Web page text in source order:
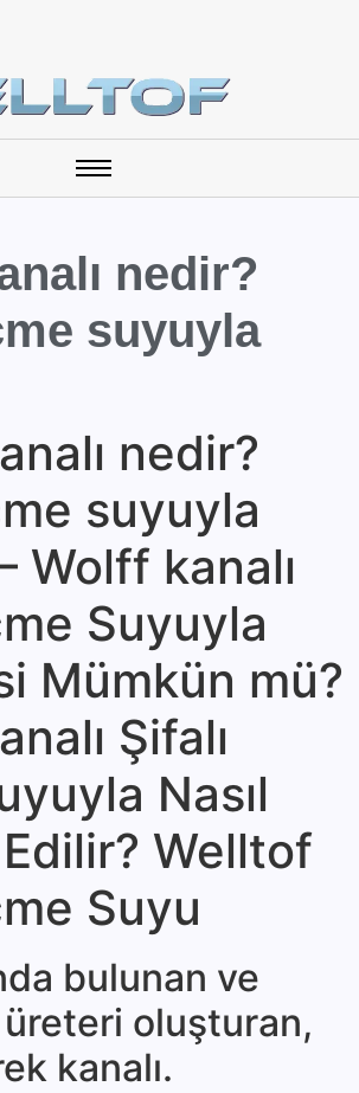
nedir?
suyuyla
nedir?
suyuyla
Wolff kanalı
Suyuyla
Mümkün mü?
Şifalı
Nasıl
Welltof
Suyu
bulunan ve
oluşturan,
kanalı.